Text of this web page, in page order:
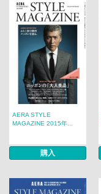
AERA STYLE
MAGAZINE 2015年...
購入